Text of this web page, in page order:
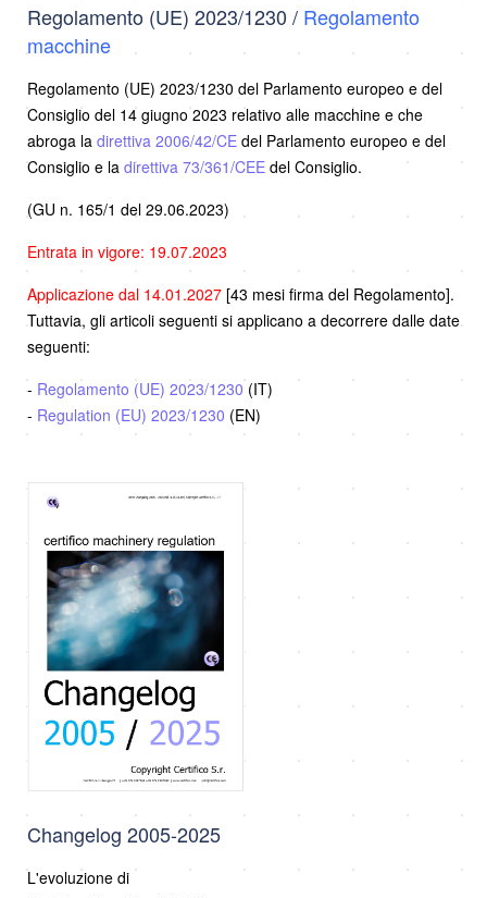
Regolamento (UE) 2023/1230 / Regolamento
macchine
Regolamento (UE) 2023/1230 del Parlamento europeo e del
Consiglio del 14 giugno 2023 relativo alle macchine e che
abroga la direttiva 2006/42/CE del Parlamento europeo e del
Consiglio e la direttiva 73/361/CEE del Consiglio.
(GU n. 165/1 del 29.06.2023)
Entrata in vigore: 19.07.2023
Applicazione dal 14.01.2027 [43 mesi firma del Regolamento].
Tuttavia, gli articoli seguenti si applicano a decorrere dalle date
seguenti:
- Regolamento (UE) 2023/1230 (IT)
- Regulation (EU) 2023/1230 (EN)
Changelog 2005-2025
L'evoluzione di